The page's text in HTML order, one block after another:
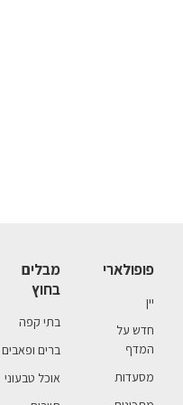
פופולארי
יין
חדש על
המדף
מסעדות
מבלים
בחוץ
בתי קפה
ברים ופאבים
אוכל טבעוני